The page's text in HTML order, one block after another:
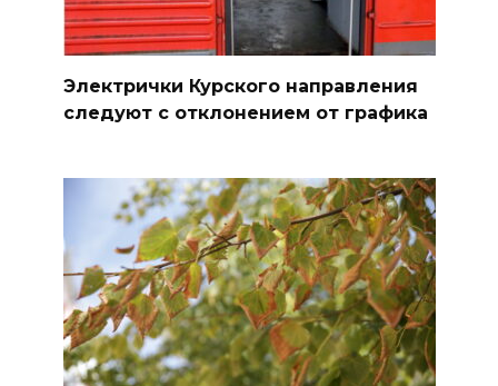
Электрички Курского направления
следуют с отклонением от графика